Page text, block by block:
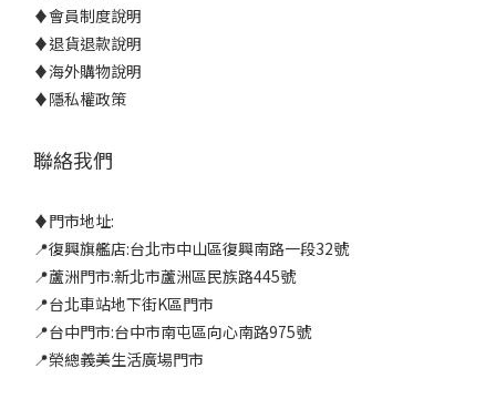
♦會員制度說明
♦退貨退款說明
♦海外購物說明
♦隱私權政策
聯絡我們
♦門市地址:
📍復興旗艦店:台北市中山區復興南路一段32號
📍蘆洲門市:新北市蘆洲區民族路445號
📍台北車站地下街K區門市
📍台中門市:台中市南屯區向心南路975號
📍榮總義美生活廣場門市